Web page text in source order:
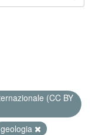
(CC BY
geologia